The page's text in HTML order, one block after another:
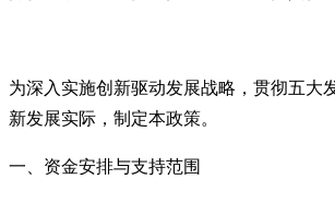
为深入实施创新驱动发展战略，贯彻五大
新发展实际，制定本政策。
一、资金安排与支持范围